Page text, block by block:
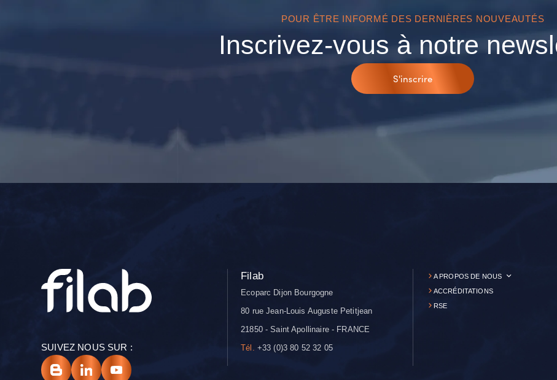
POUR ÊTRE INFORMÉ DES DERNIÈRES NOUVEAUTÉS
Inscrivez-vous à notre
S'inscrire
SUIVEZ NOUS SUR :
Filab
Ecoparc Dijon Bourgogne
80 rue Jean-Louis Auguste Petitjean
21850 - Saint Apollinaire - FRANCE
Tél.
+33 (0)3 80 52 32 05
A PROPOS DE NOUS
ACCRÉDITATIONS
RSE